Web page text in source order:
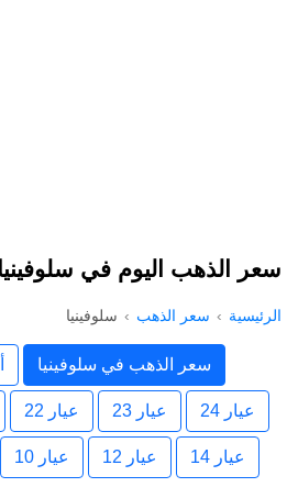
سعر الذهب اليوم في سلوفينيا
الرئيسية سعر الذهب سلوفينيا
سعر الذهب في سلوفينيا
عيار 24 عيار 23 عيار 22
عيار 14 عيار 12 عيار 10